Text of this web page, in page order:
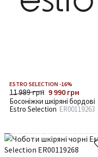
ESTRO SELECTION -16%
11 989 грн 9 990 грн
Босоніжки шкіряні бордові
Estro Selection ER00119263